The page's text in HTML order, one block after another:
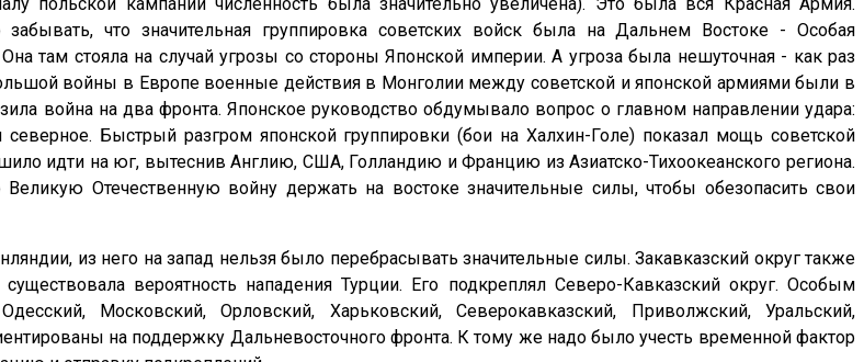
польской кампании численность была значительно увеличена). Это была вся Красная Армия.
что значительная группировка советских войск была на Дальнем Востоке - Особая
там стояла на случай угрозы со стороны Японской империи. А угроза была нешуточная - как раз
войны в Европе военные действия в Монголии между советской и японской армиями были в
война на два фронта. Японское руководство обдумывало вопрос о главном направлении удара:
Быстрый разгром японской группировки (бои на Халхин-Голе) показал мощь советской
идти на юг, вытеснив Англию, США, Голландию и Францию из Азиатско-Тихоокеанского региона.
Отечественную войну держать на востоке значительные силы, чтобы обезопасить свои
из него на запад нельзя было перебрасывать значительные силы. Закавказский округ также
вероятность нападения Турции. Его подкреплял Северо-Кавказский округ. Особым
Московский, Орловский, Харьковский, Северокавказский, Приволжский, Уральский,
на поддержку Дальневосточного фронта. К тому же надо было учесть временной фактор